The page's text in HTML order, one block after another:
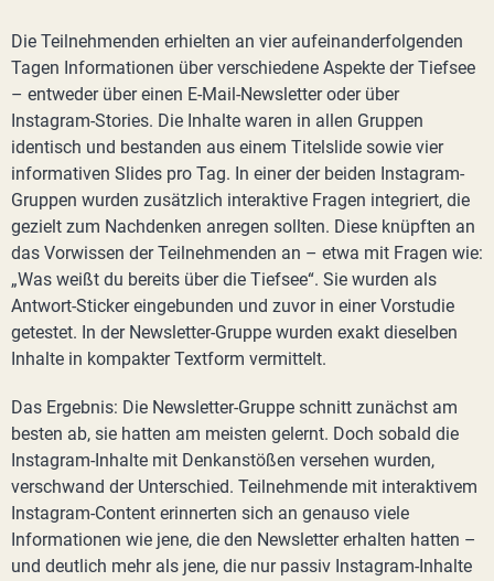
Die Teilnehmenden erhielten an vier aufeinanderfolgenden
Tagen Informationen über verschiedene Aspekte der Tiefsee
– entweder über einen E-Mail-Newsletter oder über
Instagram-Stories. Die Inhalte waren in allen Gruppen
identisch und bestanden aus einem Titelslide sowie vier
informativen Slides pro Tag. In einer der beiden Instagram-
Gruppen wurden zusätzlich interaktive Fragen integriert, die
gezielt zum Nachdenken anregen sollten. Diese knüpften an
das Vorwissen der Teilnehmenden an – etwa mit Fragen wie:
„Was weißt du bereits über die Tiefsee“. Sie wurden als
Antwort-Sticker eingebunden und zuvor in einer Vorstudie
getestet. In der Newsletter-Gruppe wurden exakt dieselben
Inhalte in kompakter Textform vermittelt.
Das Ergebnis: Die Newsletter-Gruppe schnitt zunächst am
besten ab, sie hatten am meisten gelernt. Doch sobald die
Instagram-Inhalte mit Denkanstößen versehen wurden,
verschwand der Unterschied. Teilnehmende mit interaktivem
Instagram-Content erinnerten sich an genauso viele
Informationen wie jene, die den Newsletter erhalten hatten –
und deutlich mehr als jene, die nur passiv Instagram-Inhalte